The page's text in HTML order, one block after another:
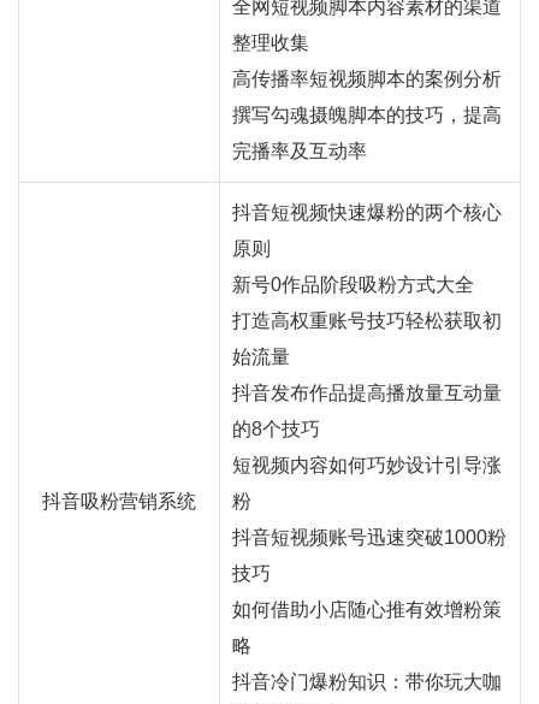
全网短视频脚本内容素材的渠道
整理收集
高传播率短视频脚本的案例分析
撰写勾魂摄魄脚本的技巧，提高
完播率及互动率
抖音吸粉营销系统
抖音短视频快速爆粉的两个核心
原则
新号0作品阶段吸粉方式大全
打造高权重账号技巧轻松获取初
始流量
抖音发布作品提高播放量互动量
的8个技巧
短视频内容如何巧妙设计引导涨
粉
抖音短视频账号迅速突破1000粉
技巧
如何借助小店随心推有效增粉策
略
抖音冷门爆粉知识：带你玩大咖